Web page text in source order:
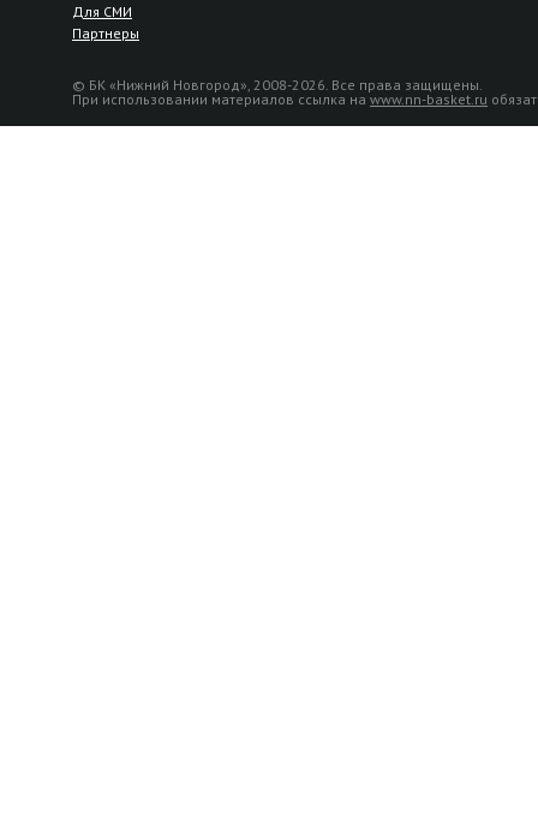
Для СМИ
Партнеры
© БК «Нижний Новгород», 2008-2026. Все права защищены.
При использовании материалов ссылка на www.nn-basket.ru